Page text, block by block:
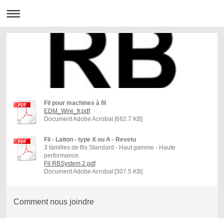
Fil pour machines à fil
EDM_Wire_fr.pdf
Document Adobe Acrobat [682.7 KB]
Fil - Laiton - type X ou A - Revetu
3 familles de fils Standard - Haut gamme - Haute
performance.
Fil RBSystem 2.pdf
Document Adobe Acrobat [307.5 KB]
Comment nous joindre